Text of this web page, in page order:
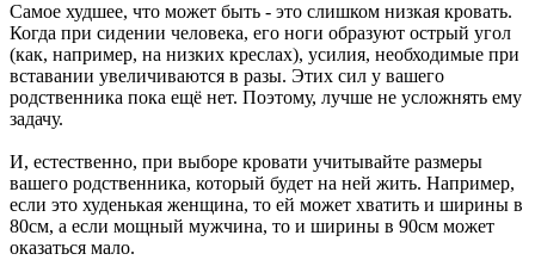
Самое худшее, что может быть - это слишком низкая кровать.
Когда при сидении человека, его ноги образуют острый угол
(как, например, на низких креслах), усилия, необходимые при
вставании увеличиваются в разы. Этих сил у вашего
родственника пока ещё нет. Поэтому, лучше не усложнять ему
задачу.
И, естественно, при выборе кровати учитывайте размеры
вашего родственника, который будет на ней жить. Например,
если это худенькая женщина, то ей может хватить и ширины в
80см, а если мощный мужчина, то и ширины в 90см может
оказаться мало.